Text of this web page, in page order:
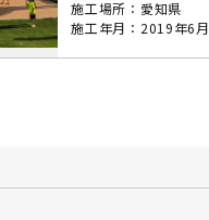
施工場所：愛知県
施工年月：2019年6月